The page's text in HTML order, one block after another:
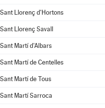
Sant Llorenç d'Hortons
Sant Llorenç Savall
Sant Martí d'Albars
Sant Martí de Centelles
Sant Martí de Tous
Sant Martí Sarroca